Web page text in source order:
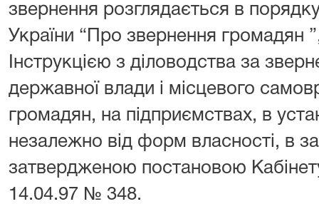
звернення розглядається в
України “Про звернення громадян
Інструкцією з діловодства за
державної влади і місцевого
громадян, на підприємствах, в
незалежно від форм власності, в
затвердженою постановою Кабінету
14.04.97 № 348.